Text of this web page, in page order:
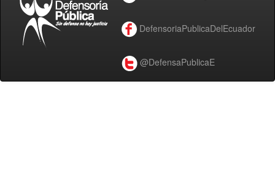
DefensoriaPublicaDelEcuador
@DefensaPublicaE